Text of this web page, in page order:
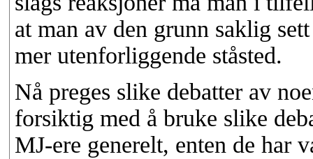
at man av den grunn saklig
mer utenforliggende ståsted.
Nå preges slike debatter av
forsiktig med å bruke slike
MJ-ere generelt, enten de har